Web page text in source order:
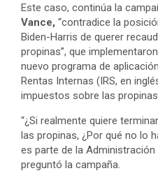
Este caso, continúa la
Vance, “contradice la
Biden-Harris de querer
propinas”, que
nuevo programa de
Rentas Internas (IRS, en
impuestos sobre las
“¿Si realmente quiere
las propinas, ¿Por qué no lo
es parte de la
preguntó la campaña.